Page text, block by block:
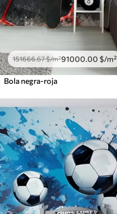
151666.67$/m²91000 .00 $/m²
Bola negra-roja